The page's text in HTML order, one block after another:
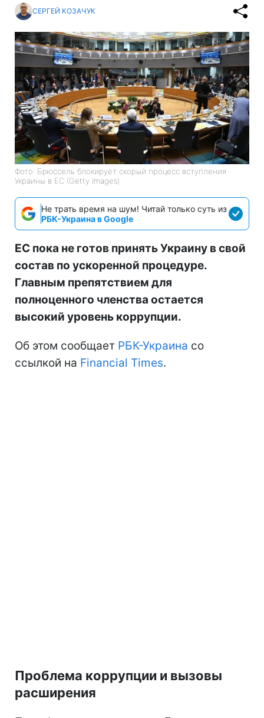
СЕРГЕЙ КОЗАЧУК
Фото: Брюссель блокирует скорый процесс вступления
Украины в ЕС (Getty Images)
Не трать время на шум! Читай только суть из
РБК-Украина в Google
ЕС пока не готов принять Украину в свой
состав по ускоренной процедуре.
Главным препятствием для
полноценного членства остается
высокий уровень коррупции.
Об этом сообщает РБК-Украина со
ссылкой на Financial Times.
Проблема коррупции и вызовы
расширения